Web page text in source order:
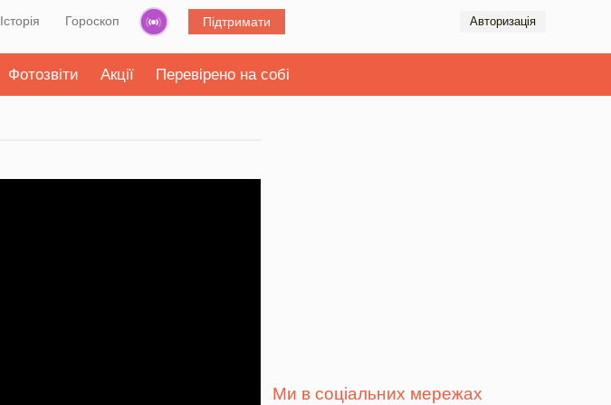
Історія Гороскоп Підтримати Авторизація
Фотозвіти Акції Перевірено на собі
Ми в соціальних мережах